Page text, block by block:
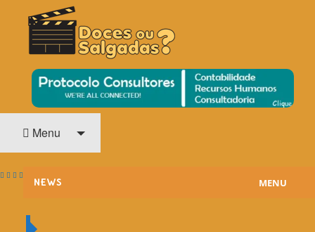
DOCES OU SALGADAS?
O Cinema? Uma Paixão!!
Menu
NEWS MENU